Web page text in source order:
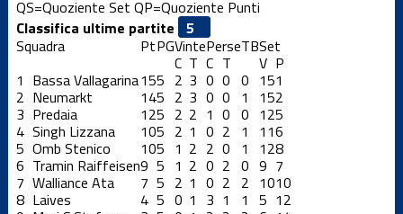
QS=Quoziente Set QP=Quoziente Punti
Classifica ultime partite
Squadra
PtPGVintePerseTBSet
C T C T V P
1 Bassa Vallagarina155 2 3 0 0 0 151
2 Neumarkt 145 2 3 0 0 1 152
3 Predaia 125 2 2 1 0 0 125
4 Singh Lizzana 105 2 1 0 2 1 116
5 Omb Stenico 105 1 2 2 0 1 128
6 Tramin Raiffeisen9 5 1 2 0 2 0 9 7
7 Walliance Ata 7 5 2 1 0 2 2 1010
8 Laives 4 5 0 1 3 1 1 5 12